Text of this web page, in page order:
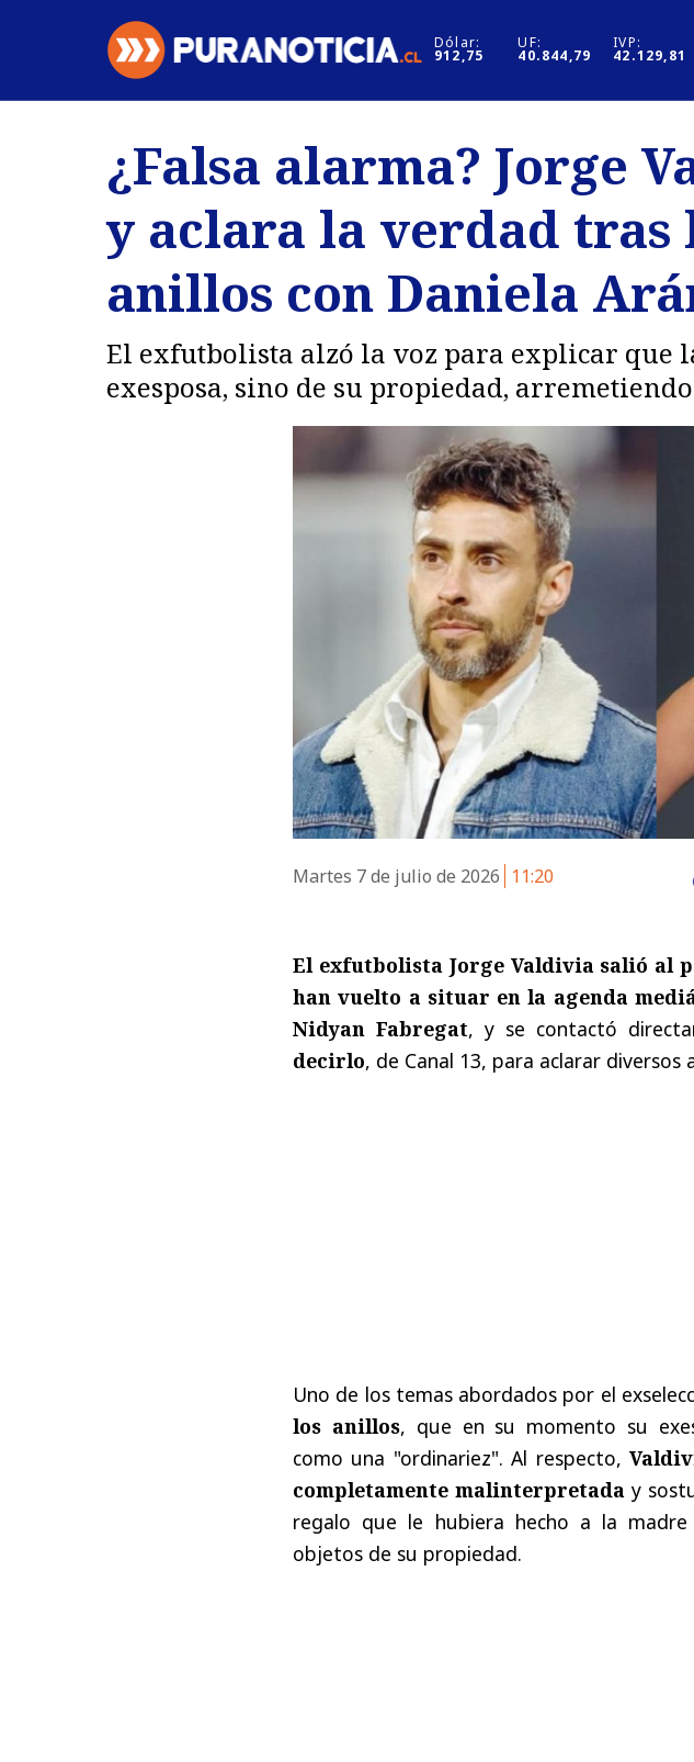
Dólar:
912,75
UF:
40.844,79
IVP:
42.129,81
Regiones
Deportes
Internacional
Motores Pura
¿Falsa alarma? Jorge
y aclara la verdad tras
anillos con Daniela
El exfutbolista alzó la voz para explicar que
exesposa, sino de su propiedad,
Martes 7 de julio de 2026 11:20
El exfutbolista Jorge Valdivia salió al
han vuelto a situar en la agenda
Nidyan Fabregat, y se contactó
decirlo, de Canal 13, para aclarar diversos
Uno de los temas abordados por el
los anillos, que en su momento su
como una "ordinariez". Al respecto,
completamente malinterpretada y
regalo que le hubiera hecho a la
objetos de su propiedad.